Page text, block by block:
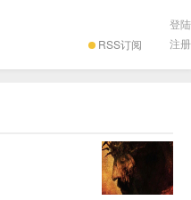
RSS订阅
登陆
注册